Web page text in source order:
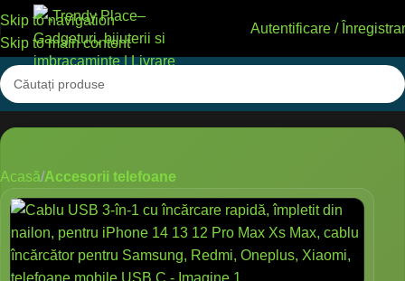
Skip to navigation
Skip to main content
Autentificare /
Acasă Accesorii telefoane